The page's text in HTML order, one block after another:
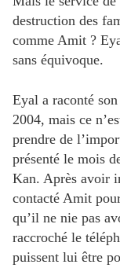
destruction des
comme Amit ?
sans équivoque.
Eyal a raconté
2004, mais ce
prendre de
présenté le mois
Kan. Après avoir
contacté Amit
qu’il ne nie pas
raccroché le
puissent lui être